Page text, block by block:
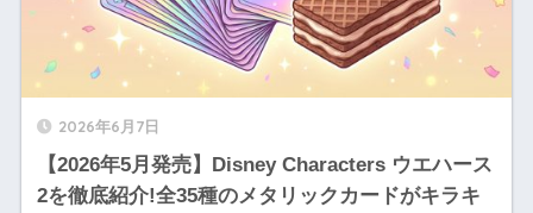
2026年6月7日
【2026年5月発売】Disney Characters ウエハース
2を徹底紹介!全35種のメタリックカードがキラキ